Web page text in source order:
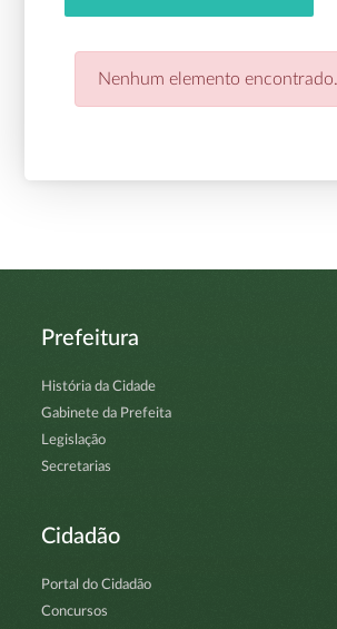
Nenhum elemento encontrado.
Prefeitura
História da Cidade
Gabinete da Prefeita
Legislação
Secretarias
Cidadão
Portal do Cidadão
Concursos